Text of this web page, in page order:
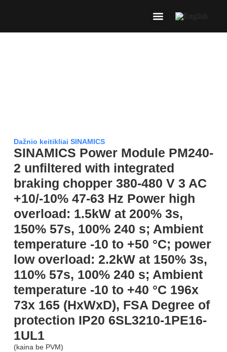
Dažnio keitikliai SINAMICS
SINAMICS Power Module PM240-
2 unfiltered with integrated
braking chopper 380-480 V 3 AC
+10/-10% 47-63 Hz Power high
overload: 1.5kW at 200% 3s,
150% 57s, 100% 240 s; Ambient
temperature -10 to +50 °C; power
low overload: 2.2kW at 150% 3s,
110% 57s, 100% 240 s; Ambient
temperature -10 to +40 °C 196x
73x 165 (HxWxD), FSA Degree of
protection IP20 6SL3210-1PE16-
1UL1
(kaina be PVM)